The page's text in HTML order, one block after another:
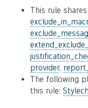
This rule
provider,
The following
this rule: